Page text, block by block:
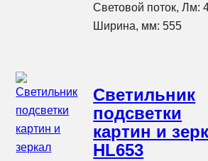
Световой поток, Лм:
Ширина, мм: 555
Светильник
подсветки
картин и
HL653